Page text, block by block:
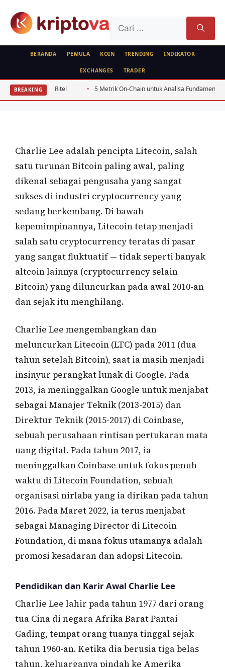
untuk:
BERANDA PEMULA KOIN TRENDING INDIKATOR
EXCHANGES TRADER
BREAKING
Ritel 5 Metrik On-Chain untuk Analisa Fundamental Token PoS
FEATURED PROFILE
Charlie Lee
Charlie Lee adalah pencipta Litecoin, salah
satu turunan Bitcoin paling awal, paling
dikenal sebagai pengusaha yang sangat
sukses di industri cryptocurrency yang
sedang berkembang. Di bawah
kepemimpinannya, Litecoin tetap menjadi
salah satu cryptocurrency teratas di pasar
yang sangat fluktuatif — tidak seperti banyak
altcoin lainnya (cryptocurrency selain
Bitcoin) yang diluncurkan pada awal 2010-an
dan sejak itu menghilang.
Charlie Lee mengembangkan dan
meluncurkan Litecoin (LTC) pada 2011 (dua
tahun setelah Bitcoin), saat ia masih menjadi
insinyur perangkat lunak di Google. Pada
2013, ia meninggalkan Google untuk menjabat
sebagai Manajer Teknik (2013-2015) dan
Direktur Teknik (2015-2017) di Coinbase,
sebuah perusahaan rintisan pertukaran mata
uang digital. Pada tahun 2017, ia
meninggalkan Coinbase untuk fokus penuh
waktu di Litecoin Foundation, sebuah
organisasi nirlaba yang ia dirikan pada tahun
2016. Pada Maret 2022, ia terus menjabat
sebagai Managing Director di Litecoin
Foundation, di mana fokus utamanya adalah
promosi kesadaran dan adopsi Litecoin.
Pendidikan dan Karir Awal Charlie Lee
Charlie Lee lahir pada tahun 1977 dari orang
tua Cina di negara Afrika Barat Pantai
Gading, tempat orang tuanya tinggal sejak
tahun 1960-an. Ketika dia berusia tiga belas
tahun, keluarganya pindah ke Amerika